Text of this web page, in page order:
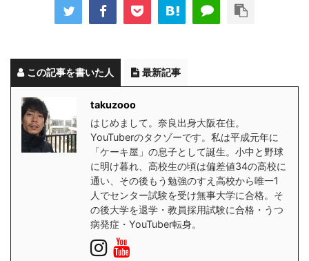
この記事を書いた人 最新記事
takuzooo
はじめまして。奈良出身大阪在住。
YouTuberのタクゾーです。私は平成元年に
「ケーキ屋」の息子として誕生。小中と野球
に明け暮れ、高校生の頃は偏差値34の高校に
通い、その後もう勉強のすえ高校から唯一1
人でセンター試験を受け無事大学に合格。そ
の後大学を退学・教員採用試験に合格・うつ
病発症・YouTuber転身。